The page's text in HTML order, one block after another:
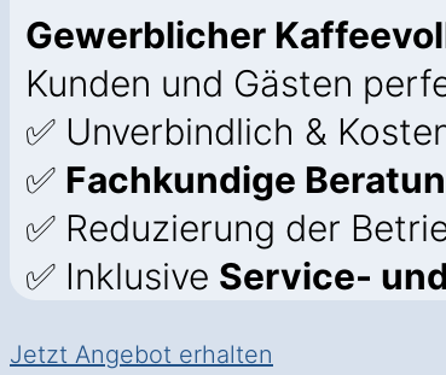
Gewerblicher
Kunden und Gästen
✅ Unverbindlich &
✅ Fachkundige
✅ Reduzierung der
✅ Inklusive Service-
Jetzt Angebot erhalten